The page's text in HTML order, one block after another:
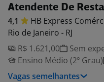
Atendente De
4,1 HB Express
Rio de Janeiro - RJ
R$ 1.621,00
Sem
Ensino Médio (2º Grau)
Vagas semelhantes